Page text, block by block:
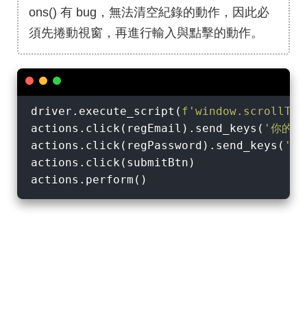
ons() 有 bug，無法清空紀錄的動作，因此必
須先捲動視窗，再進行輸入與點擊的動作。
driver.execute_script(
actions.click(regEmail).send_keys( '你的
actions.click(regPassword).send_keys( '你
actions.click(submitBtn)